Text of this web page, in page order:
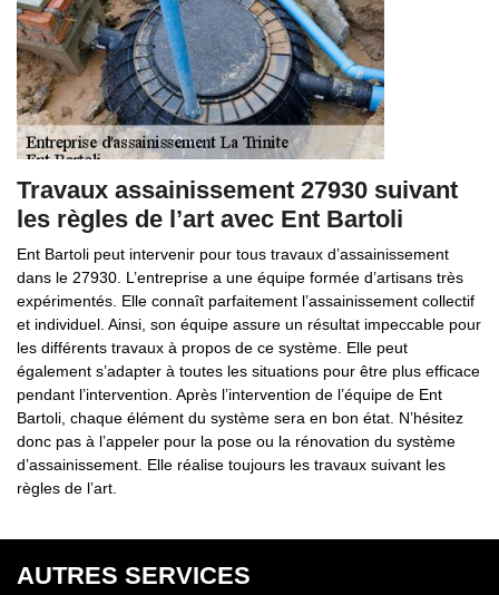
Travaux assainissement 27930 suivant
les règles de l’art avec Ent Bartoli
Ent Bartoli peut intervenir pour tous travaux d’assainissement
dans le 27930. L’entreprise a une équipe formée d’artisans très
expérimentés. Elle connaît parfaitement l’assainissement collectif
et individuel. Ainsi, son équipe assure un résultat impeccable pour
les différents travaux à propos de ce système. Elle peut
également s’adapter à toutes les situations pour être plus efficace
pendant l’intervention. Après l’intervention de l’équipe de Ent
Bartoli, chaque élément du système sera en bon état. N’hésitez
donc pas à l’appeler pour la pose ou la rénovation du système
d’assainissement. Elle réalise toujours les travaux suivant les
règles de l’art.
AUTRES SERVICES